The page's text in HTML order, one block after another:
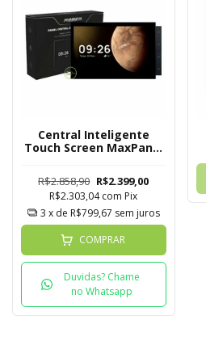
Central Inteligente
Touch Screen MaxPanel
Polegadas
R$2.858,90 R$2.399,00
R$2.303,04com Pix
3 x de R$799,67 sem juros
COMPRAR
Duvidas? Chame
no Whatsapp